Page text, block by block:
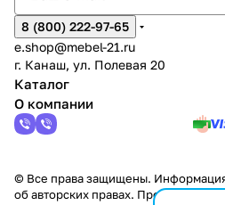
8 (800) 222-97-65
e.shop@mebel-21.ru
г. Канаш, ул. Полевая 20
Каталог
О компании
© Все права защищены.
об авторских правах.